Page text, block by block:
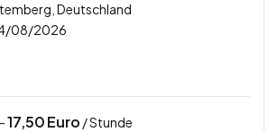
Deutschland
08/2026
-17,50Euro / Stunde